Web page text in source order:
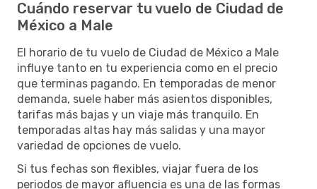
Cuándo reservar tu vuelo de Ciudad de
México a Male
El horario de tu vuelo de Ciudad de México a Male
influye tanto en tu experiencia como en el precio
que terminas pagando. En temporadas de menor
demanda, suele haber más asientos disponibles,
tarifas más bajas y un viaje más tranquilo. En
temporadas altas hay más salidas y una mayor
variedad de opciones de vuelo.
Si tus fechas son flexibles, viajar fuera de los
periodos de mayor afluencia es una de las formas